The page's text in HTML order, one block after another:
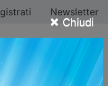
× Chiudi
Newsletter